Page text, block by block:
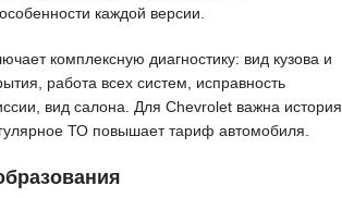
каждой версии.
комплексную диагностику: вид кузова и
работа всех систем, исправность
вид салона. Для Chevrolet важна история
ТО повышает тариф автомобиля.